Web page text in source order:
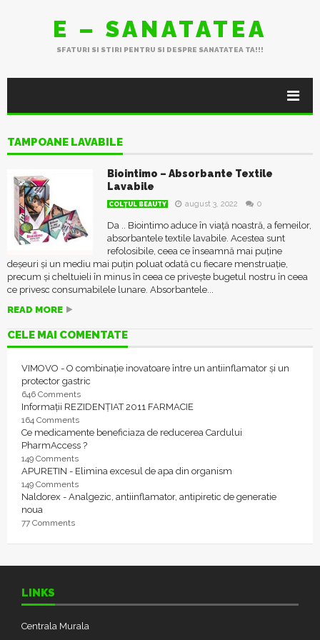
E – SANATATEA
SFATURI SI STIRI PENTRU SI DESPRE SANATATEA TA!!!
TAMPOANE LAVABILE
Biointimo – Absorbante Textile
Lavabile
COLŢUL BEAUTY august 3, 2022 0
Da .. Biointimo aduce în viață noastră, a femeilor,
absorbantele textile lavabile. Acestea sunt
refolosibile, ceea ce înseamnă mai puține
deșeuri și un mediu mai puțin poluat odată cu fiecare menstruație,
precum și cheltuieli în minus în ceea ce privește bugetul nostru în ceea
ce privesc consumabilele lunare. Absorbantele...
READ MORE
CELE MAI COMENTATE
VIMOVO - O combinație inovatoare între un antiinflamator și un
protector gastric
646 Comments
Informații REZIDENȚIAT 2011 FARMACIE
164 Comments
Ce medicamente beneficiaza de reducerea Cardului
PharmAccess ?
149 Comments
APURETIN - Elimina excesul de apa din organism
149 Comments
Naldorex - Analgezic, antiinflamator, antipiretic de generatie
noua
77 Comments
LINKS
Centrala Murala